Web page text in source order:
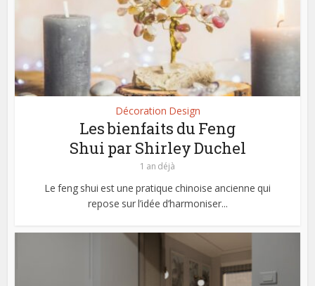
Décoration Design
Les bienfaits du Feng
Shui par Shirley Duchel
1 an déjà
Le feng shui est une pratique chinoise ancienne qui
repose sur l’idée d’harmoniser...